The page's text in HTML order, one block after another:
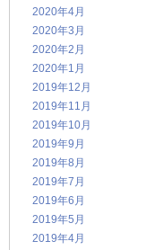
2020年4月
2020年3月
2020年2月
2020年1月
2019年12月
2019年11月
2019年10月
2019年9月
2019年8月
2019年7月
2019年6月
2019年5月
2019年4月